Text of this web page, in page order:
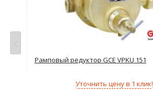
Рамповый редуктор GCE VPKU 151
Уточнить цену в 1 клик!